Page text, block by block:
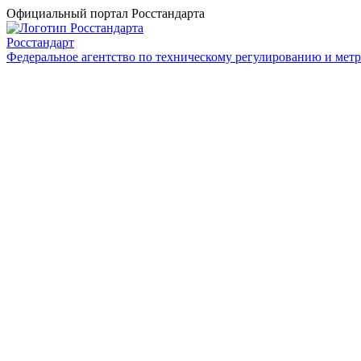
Официальный портал Росстандарта
Росстандарт
Федеральное агентство по техническому регулированию и